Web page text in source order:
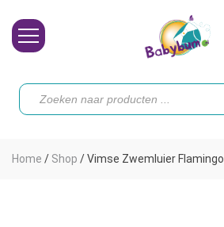
Toebehoren
Producten
zoeken
Home / Shop /Vimse Zwemluier Flamingo